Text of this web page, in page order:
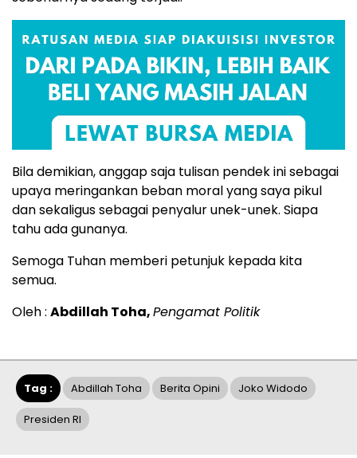
Bila demikian, anggap saja tulisan pendek ini sebagai
upaya meringankan beban moral yang saya pikul
dan sekaligus sebagai penyalur unek-unek. Siapa
tahu ada gunanya.
Semoga Tuhan memberi petunjuk kepada kita
semua.
Oleh : Abdillah Toha,Pengamat Politik
Tag : Abdillah Toha Berita Opini Joko Widodo
Presiden RI